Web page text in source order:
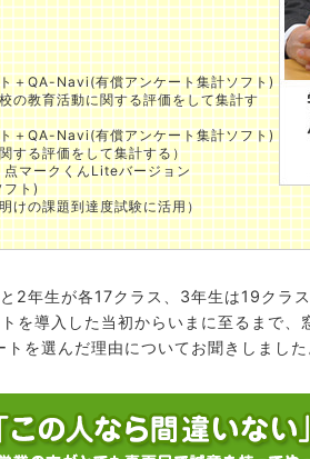
＋QA-Navi(有償アンケート集計ソフト)
の教育活動に関する評価をして集計す
＋QA-Navi(有償アンケート集計ソフト)
する評価をして集計する）
マークくんLiteバージョン
フト)
けの課題到達度試験に活用）
2年生が各17クラス、3年生は19クラ
を導入した当初からいまに至るまで、
を選んだ理由についてお聞きしました